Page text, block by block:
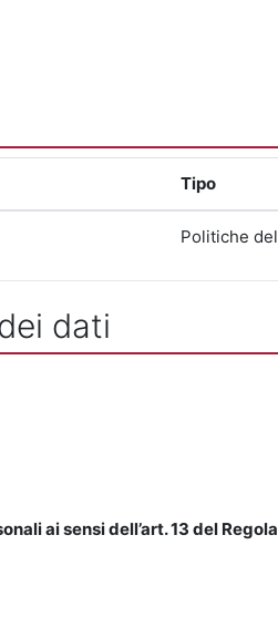
Tipo
Politiche
dati
ai sensi dell’art. 13 del